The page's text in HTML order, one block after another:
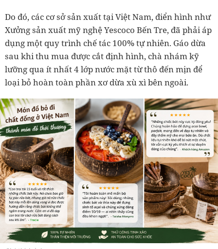
Do đó, các cơ sở sản xuất tại Việt Nam, điển hình như
Xưởng sản xuất mỹ nghệ Yescoco Bến Tre, đã phải áp
dụng một quy trình chế tác 100% tự nhiên. Gáo dừa
sau khi thu mua được cắt định hình, chà nhám kỹ
lưỡng qua ít nhất 4 lớp nước mặt từ thô đến mịn để
loại bỏ hoàn toàn phần xơ dừa xù xì bên ngoài.